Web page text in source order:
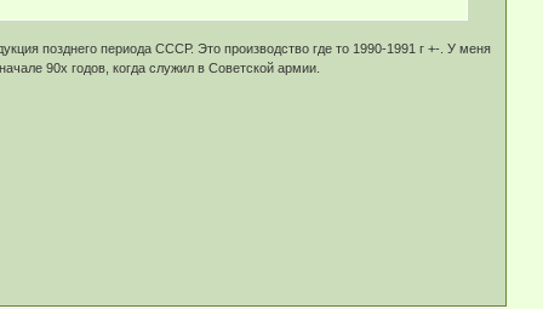
позднего периода СССР. Это производство где то 1990-1991 г +-. У меня
90х годов, когда служил в Советской армии.